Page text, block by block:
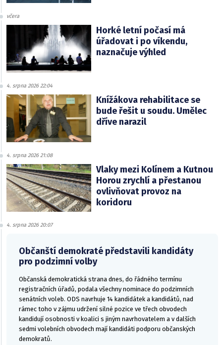
včera
Horké letní počasí má
úřadovat i po víkendu,
naznačuje výhled
4. srpna 2026 22:04
Knížákova rehabilitace se
bude řešit u soudu. Umělec
dříve narazil
4. srpna 2026 21:08
Vlaky mezi Kolínem a Kutnou
Horou zrychlí a přestanou
ovlivňovat provoz na
koridoru
4. srpna 2026 20:07
Občanští demokraté představili kandidáty
pro podzimní volby
Občanská demokratická strana dnes, do řádného termínu
registračních úřadů, podala všechny nominace do podzimních
senátních voleb. ODS navrhuje 14 kandidátek a kandidátů, nad
rámec toho v zájmu udržení silné pozice ve třech obvodech
kandidují osobnosti v koalici s jiným navrhovatelem a v dalších
sedmi volebních obvodech mají kandidáti podporu občanských
demokratů.